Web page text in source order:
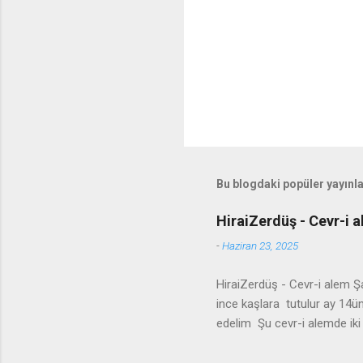
Bu blogdaki popüler
HiraiZerdüş - Cevr-i
-Haziran 23, 2025
HiraiZerdüş - Cevr-i alem
ince kaşlara tutulur ay
edelim Şu cevr-i alemde